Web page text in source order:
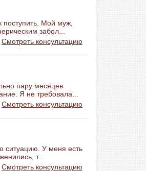
поступить. Мой муж,
забол...
Смотреть консультацию
пару месяцев
Я не требовала...
Смотреть консультацию
ситуацию. У меня есть
т...
Смотреть консультацию